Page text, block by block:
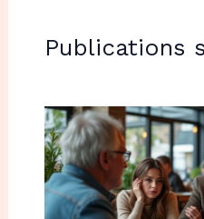
Publications